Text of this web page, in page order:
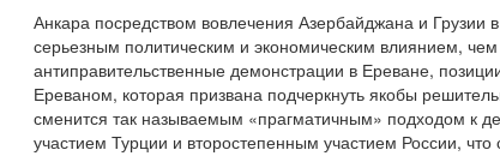
Анкара посредством вовлечения Азербайджана и
серьезным политическим и экономическим влиянием,
антиправительственные демонстрации в Ереване,
Ереваном, которая призвана подчеркнуть якобы
сменится так называемым «прагматичным» подходом к
участием Турции и второстепенным участием России,